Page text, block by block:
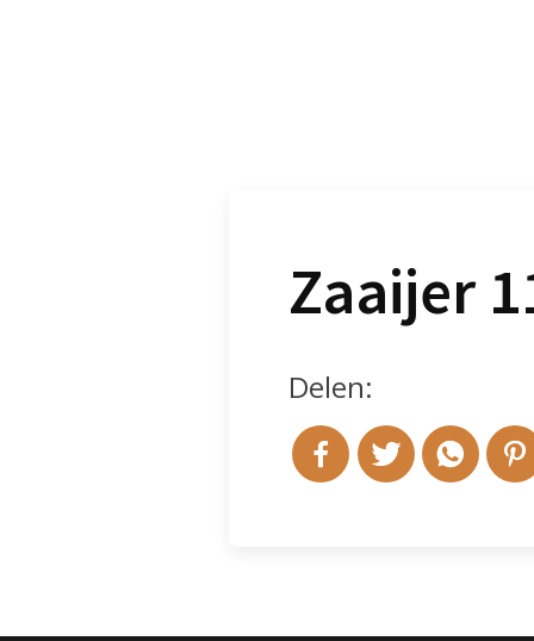
Zaaijer
Delen: